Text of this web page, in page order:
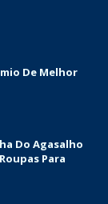
De Melhor
Do Agasalho
Para